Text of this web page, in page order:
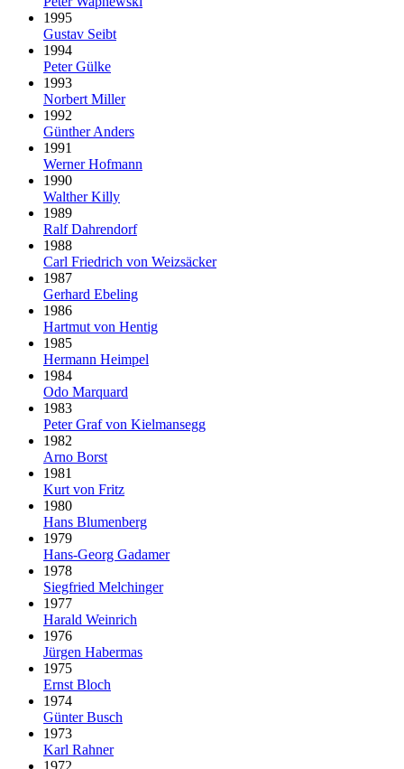
1995
Gustav Seibt
1994
Peter Gülke
1993
Norbert Miller
1992
Günther Anders
1991
Werner Hofmann
1990
Walther Killy
1989
Ralf Dahrendorf
1988
Carl Friedrich von Weizsäcker
1987
Gerhard Ebeling
1986
Hartmut von Hentig
1985
Hermann Heimpel
1984
Odo Marquard
1983
Peter Graf von Kielmansegg
1982
Arno Borst
1981
Kurt von Fritz
1980
Hans Blumenberg
1979
Hans-Georg Gadamer
1978
Siegfried Melchinger
1977
Harald Weinrich
1976
Jürgen Habermas
1975
Ernst Bloch
1974
Günter Busch
1973
Karl Rahner